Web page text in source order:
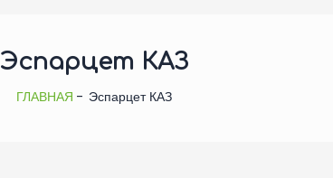
Эспарцет КАЗ
ГЛАВНАЯ Эспарцет КАЗ